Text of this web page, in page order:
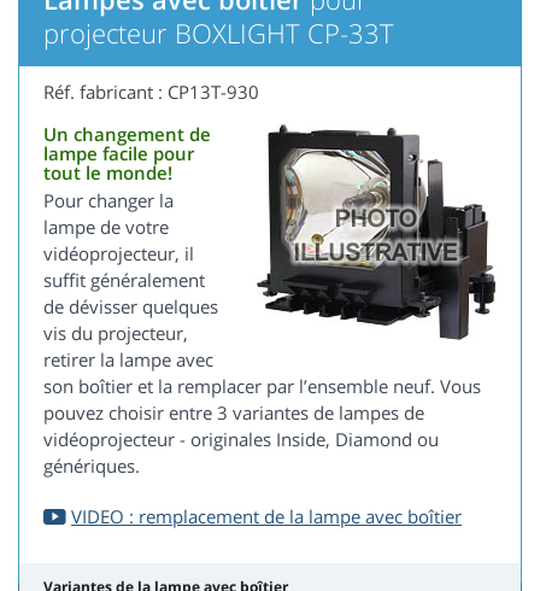
projecteur BOXLIGHT CP-33T
Réf. fabricant : CP13T-930
Un changement de
lampe facile pour
tout le monde!
Pour changer la
lampe de votre
vidéoprojecteur, il
suffit généralement
de dévisser quelques
vis du projecteur,
retirer la lampe avec
son boîtier et la remplacer par l’ensemble neuf. Vous
pouvez choisir entre 3 variantes de lampes de
vidéoprojecteur - originales Inside, Diamond ou
génériques.
VIDEO : remplacement de la lampe avec boîtier
Variantes de la lampe avec boîtier